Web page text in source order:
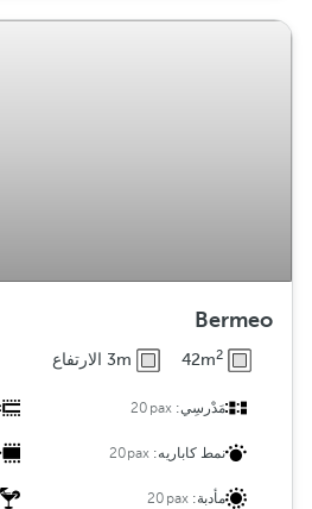
Bermeo
42m2 3m الارتفاع
مَدْرسِي:20pax
نمط كاباريه: 20pax
مأدبة:20pax